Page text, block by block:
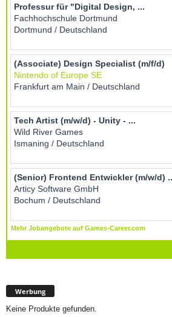
Werbung
Keine Produkte gefunden.